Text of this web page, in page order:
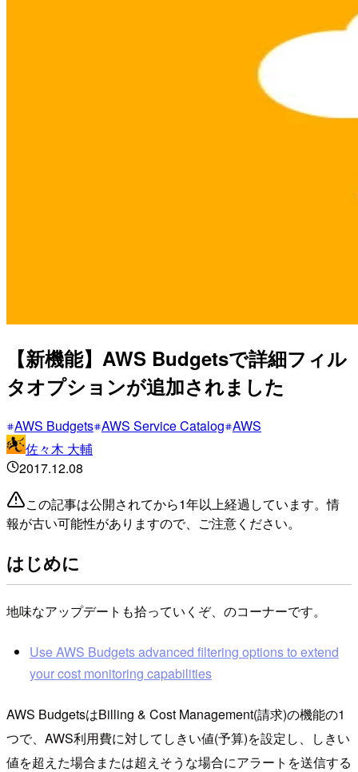
【新機能】AWS Budgetsで詳細フィル
タオプションが追加されました
AWS Budgets AWS Service Catalog AWS
佐々木 大輔
2017.12.08
この記事は公開されてから1年以上経過しています。情
報が古い可能性がありますので、ご注意ください。
はじめに
地味なアップデートも拾っていくぞ、のコーナーです。
Use AWS Budgets advanced filtering options to extend
your cost monitoring capabilities
AWS BudgetsはBilling & Cost Management(請求)の機能の1
つで、AWS利用費に対してしきい値(予算)を設定し、しきい
値を超えた場合または超えそうな場合にアラートを送信する